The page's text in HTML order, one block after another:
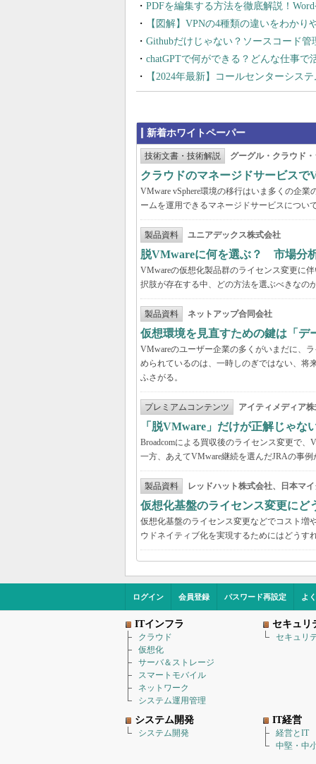
PDFを編集する方法を徹底解説！
【図解】VPNの4種類の違いをわか
Githubだけじゃない？ソースコード
chatGPTで何ができる？どんな仕事で
【2024年最新】コールセンターシス
新着ホワイトペーパー
技術文書・技術解説 グーグル・クラウド
クラウドのマネージドサービスで
VMware vSphere環境の移行はいま多くの企
ームを運用できるマネージドサービスについ
製品資料 ユニアデックス株式会社
脱VMwareに何を選ぶ？ 市場分
VMwareの仮想化製品群のライセンス変更に
択肢が存在する中、どの方法を選ぶべきなの
製品資料 ネットアップ合同会社
仮想環境を見直すための鍵は「デ
VMwareのユーザー企業の多くがいまだに、
められているのは、一時しのぎではない、将
ふさがる。
プレミアムコンテンツ アイティメディア
「脱VMware」だけが正解じゃ
Broadcomによる買収後のライセンス変更で
一方、あえてVMware継続を選んだJRAの事
製品資料 レッドハット株式会社、日本マ
仮想化基盤のライセンス変更に
仮想化基盤のライセンス変更などでコスト増
ウドネイティブ化を実現するためにはどうす
ログイン 会員登録 パスワード再設定 よ
ITインフラ
クラウド
仮想化
サーバ＆ストレージ
スマートモバイル
ネットワーク
システム運用管理
セキュリ
セキュリ
システム開発
システム開発
IT経営
経営とIT
中堅・中